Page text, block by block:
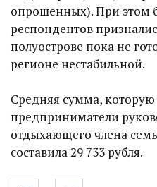
опрошенных). При этом
респондентов
полуострове пока не
регионе нестабильной.
Средняя сумма, которую
предприниматели
отдыхающего члена
составила 29 733 рубля.